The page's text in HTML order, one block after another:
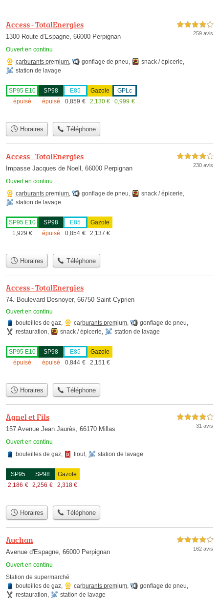
Access - TotalEnergies
1300 Route d'Espagne, 66000 Perpignan
Ouvert en continu
4,0 étoiles sur 5
259 avis
carburants premium, gonflage de pneu, snack / épicerie,
station de lavage
SP95 E10
épuisé
SP98
épuisé
E85
0,859 €
Gazole
2,130 €
GPLc
0,999 €
Horaires Téléphone
Access - TotalEnergies
Impasse Jacques de Noell, 66000 Perpignan
Ouvert en continu
4,0 étoiles sur 5
230 avis
carburants premium gonflage de pneu snack / épicerie
station de lavage
SP95 E10
1,929 €
SP98
épuisé
E85
0,854 €
Gazole
2,137 €
Horaires Téléphone
Access - TotalEnergies
74. Boulevard Desnoyer, 66750 Saint-Cyprien
Ouvert en continu
bouteilles de gaz, carburants premium, gonflage de pneu,
restauration, snack / épicerie, station de lavage
SP95 E10
épuisé
SP98
épuisé
E85
0,844 €
Gazole
2,151 €
Horaires Téléphone
Agnel et Fils
157 Avenue Jean Jaurès, 66170 Millas
Ouvert en continu
4,0 étoiles sur 5
31 avis
bouteilles de gaz, fioul , station de lavage
SP95
2,186 €
SP98
2,256 €
Gazole
2,318 €
Horaires Téléphone
Auchan
Avenue d'Espagne, 66000 Perpignan
Ouvert en continu
4,0 étoiles sur 5
162 avis
Station de supermarché
bouteilles de gaz
carburants premium gonflage de pneu
restauration
station de lavage